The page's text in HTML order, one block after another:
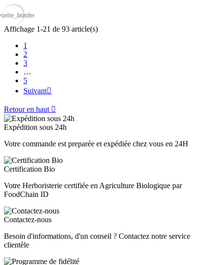
Affichage 1-21 de 93 article(s)
1
2
3
…
5
Suivant
Retour en haut 
Expédition sous 24h
Votre commande est preparée et expédiée chez vous en 24H
Certification Bio
Votre Herboristerie certifiée en Agriculture Biologique par
FoodChain ID
Contactez-nous
Besoin d'informations, d'un conseil ? Contactez notre service
clientèle